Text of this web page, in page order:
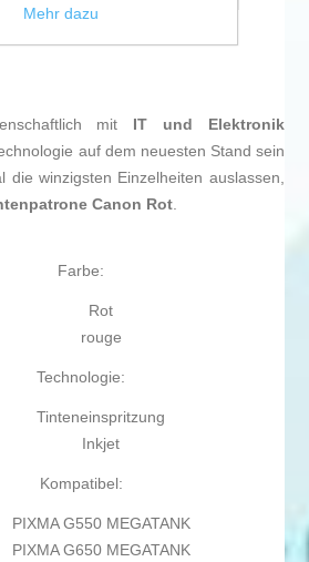
mit IT und Elektronik
auf dem neuesten Stand sein
die winzigsten Einzelheiten auslassen,
Canon Rot.
Farbe:
Rot
rouge
Technologie:
Tinteneinspritzung
Inkjet
Kompatibel:
PIXMA G550 MEGATANK
PIXMA G650 MEGATANK
Mehr dazu